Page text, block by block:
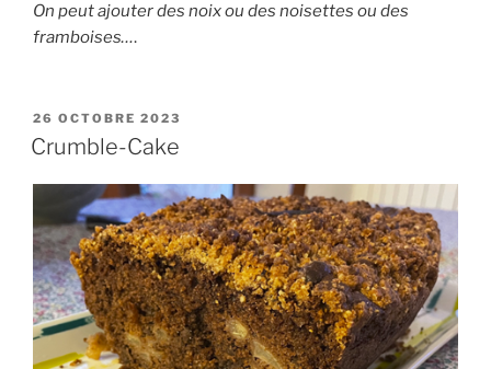
On peut ajouter des noix ou des noisettes ou des
framboises….
PUBLIÉ
LE
26 OCTOBRE 2023
Crumble-Cake